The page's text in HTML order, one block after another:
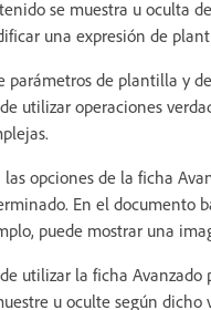
se muestra u oculta
una expresión de
parámetros de plantilla y
utilizar operaciones
las opciones de la ficha
En el documento
puede mostrar una
utilizar la ficha
u oculte según dicho